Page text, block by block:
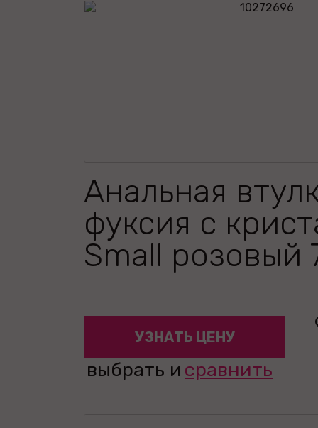
Анальная
фуксия с
Small розовый
УЗНАТЬ ЦЕНУ
выбрать и сравнить